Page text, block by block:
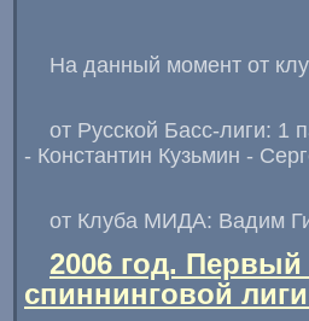
На данный момент от
от Русской Басс-лиги: 1
- Константин Кузьмин -
от Клуба МИДА: Вадим
2006 год. Первый
спиннинговой